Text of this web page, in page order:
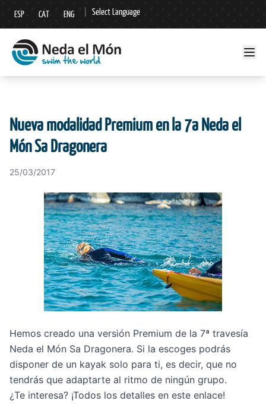
ESP CAT ENG Select Language
▼
Nueva modalidad Premium en la 7a Neda el
Món Sa Dragonera
25/03/2017
Hemos creado una versión Premium de la 7ª travesía
Neda el Món Sa Dragonera. Si la escoges podrás
disponer de un kayak solo para ti, es decir, que no
tendrás que adaptarte al ritmo de ningún grupo.
¿Te interesa? ¡Todos los detalles en este enlace!